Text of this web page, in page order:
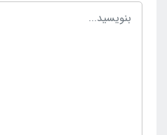
خرید استخر بادی کودک